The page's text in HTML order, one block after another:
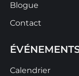
Blogue
Contact
Calendrier